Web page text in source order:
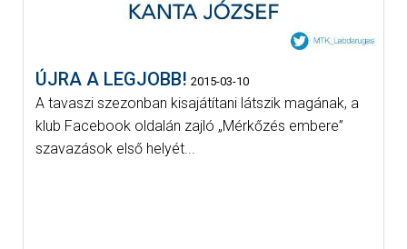
ÚJRA A LEGJOBB! 2015-03-10
A tavaszi szezonban kisajátítani látszik magának, a
klub Facebook oldalán zajló „Mérkőzés embere”
szavazások első helyét...